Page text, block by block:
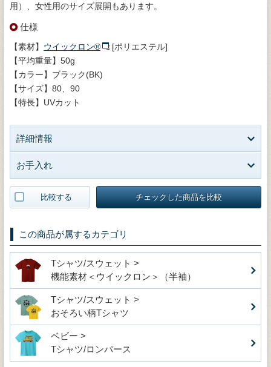
用）、女性用のサイズ展開もあります。
仕様
【素材】 ウイックロン®
[ポリエステル]
【平均重量】50g
【カラー】ブラック(BK)
【サイズ】80、90
【特長】UVカット
詳細情報
お手入れ
比較する チェックした商品を比較
この商品が属するカテゴリ
Tシャツ/スウェット >
機能素材＜ウイックロン＞（半袖）
Tシャツ/スウェット >
おそろい柄Tシャツ
ベビー >
Tシャツ/ロンパース